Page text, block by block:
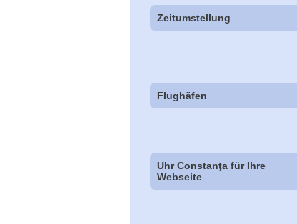
Zeitumstellung
Flughäfen
Uhr Constanţa für Ihre
Webseite